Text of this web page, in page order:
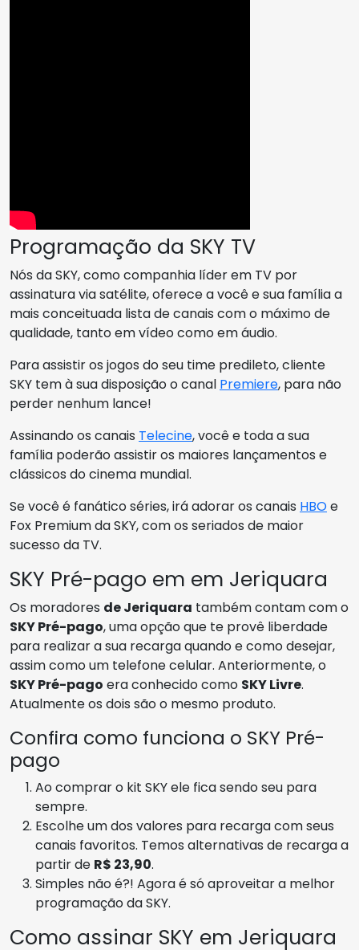
Programação da SKY TV
Nós da SKY, como companhia líder em TV por
assinatura via satélite, oferece a você e sua família a
mais conceituada lista de canais com o máximo de
qualidade, tanto em vídeo como em áudio.
Para assistir os jogos do seu time predileto, cliente
SKY tem à sua disposição o canal Premiere, para não
perder nenhum lance!
Assinando os canais Telecine, você e toda a sua
família poderão assistir os maiores lançamentos e
clássicos do cinema mundial.
Se você é fanático séries, irá adorar os canais HBOe
Fox Premium da SKY, com os seriados de maior
sucesso da TV.
SKY Pré-pago em em Jeriquara
Os moradores de Jeriquara também contam com o
SKY Pré-pago, uma opção que te provê liberdade
para realizar a sua recarga quando e como desejar,
assim como um telefone celular. Anteriormente, o
SKY Pré-pago era conhecido como SKY Livre.
Atualmente os dois são o mesmo produto.
Confira como funciona o SKY Pré-
pago
Ao comprar o kit SKY ele fica sendo seu para
sempre.
Escolhe um dos valores para recarga com seus
canais favoritos. Temos alternativas de recarga a
partir de R$ 23,90.
Simples não é?! Agora é só aproveitar a melhor
programação da SKY.
Como assinar SKY em Jeriquara